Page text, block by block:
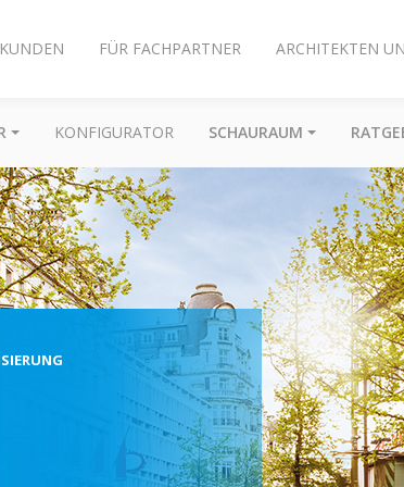
FÜR FACHPARTNER ARCHITEKTEN
KONFIGURATOR SCHAURAUM